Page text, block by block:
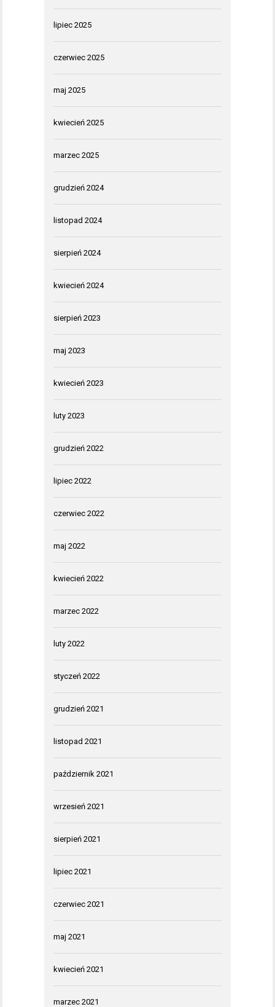
lipiec 2025
czerwiec 2025
maj 2025
kwiecień 2025
marzec 2025
grudzień 2024
listopad 2024
sierpień 2024
kwiecień 2024
sierpień 2023
maj 2023
kwiecień 2023
luty 2023
grudzień 2022
lipiec 2022
czerwiec 2022
maj 2022
kwiecień 2022
marzec 2022
luty 2022
styczeń 2022
grudzień 2021
listopad 2021
październik 2021
wrzesień 2021
sierpień 2021
lipiec 2021
czerwiec 2021
maj 2021
kwiecień 2021
marzec 2021